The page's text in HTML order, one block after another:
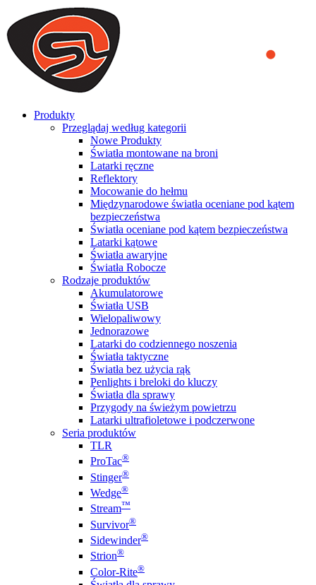
We use cookies to ensure that we provide you the best experience
on our website. By continuing to browse this website, you accept
that cookies are used to help us analyze how the website is used and
to offer you a better experience. To learn more or to find out how
you can disable cookies, you can access our
Produkty
Przeglądaj według kategorii
Nowe Produkty
Światła montowane na broni
Latarki ręczne
Reflektory
Mocowanie do hełmu
Międzynarodowe światła oceniane pod kątem
bezpieczeństwa
Światła oceniane pod kątem bezpieczeństwa
Latarki kątowe
Światła awaryjne
Światła Robocze
Rodzaje produktów
Akumulatorowe
Światła USB
Wielopaliwowy
Jednorazowe
Latarki do codziennego noszenia
Światła taktyczne
Światła bez użycia rąk
Penlights i breloki do kluczy
Światła dla sprawy
Przygody na świeżym powietrzu
Latarki ultrafioletowe i podczerwone
Seria produktów
TLR
ProTac®
Stinger®
Wedge®
Stream™
Survivor®
Sidewinder®
Strion®
Color-Rite®